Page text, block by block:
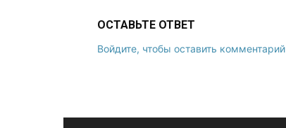
ОСТАВЬТЕ ОТВЕТ
Войдите, чтобы оставить комментарий